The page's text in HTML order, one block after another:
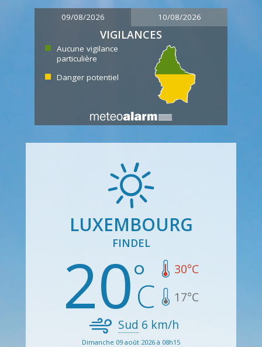
09/08/2026 10/08/2026
VIGILANCES
Aucune vigilance
particulière
Danger potentiel
LUXEMBOURG
FINDEL
20 30°C
17°C
Sud 6 km/h
Dimanche 09 août 2026 à 08h15